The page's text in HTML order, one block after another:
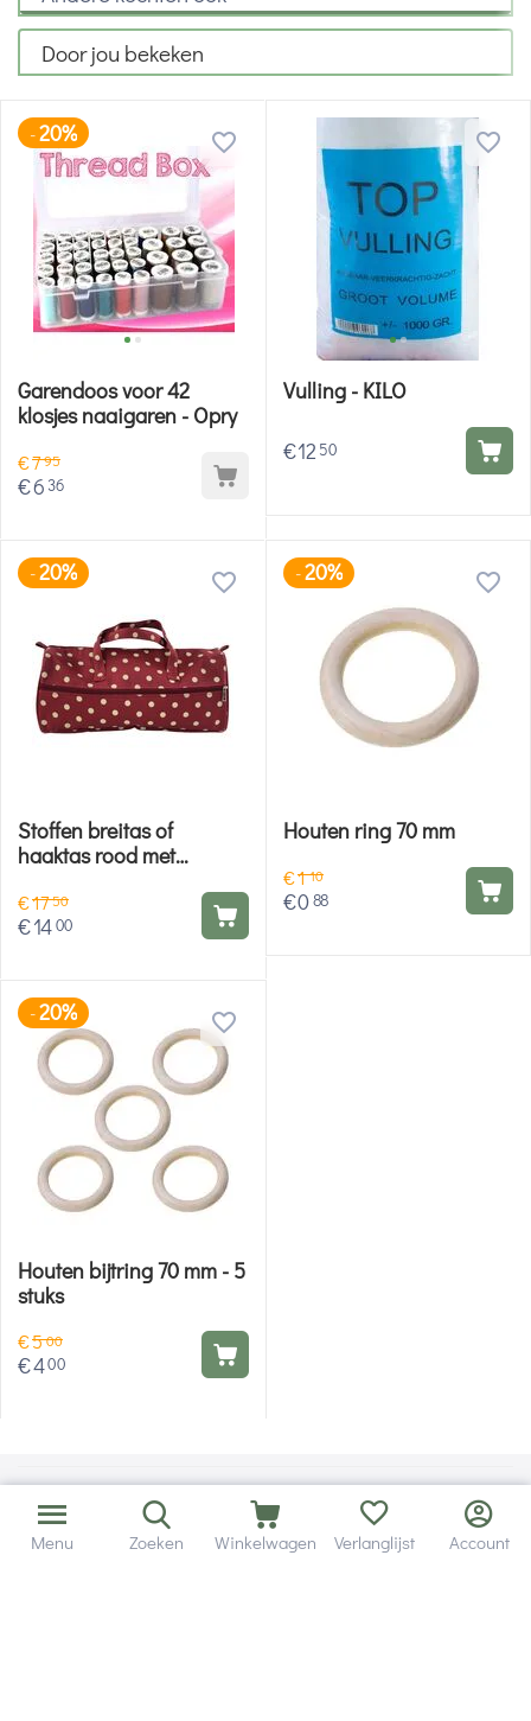
Door jou bekeken
-20%
Garendoos voor 42
klosjes naaigaren - Opry
€795
€6 36
Vulling - KILO
€12 50
-20%
Stoffen breitas of
haaktas rood met
€1750
€1400
-20%
Houten ring 70 mm
€110
€088
-20%
Houten bijtring 70 mm - 5
stuks
€500
€400
Menu Zoeken Winkelwagen Verlanglijst Account